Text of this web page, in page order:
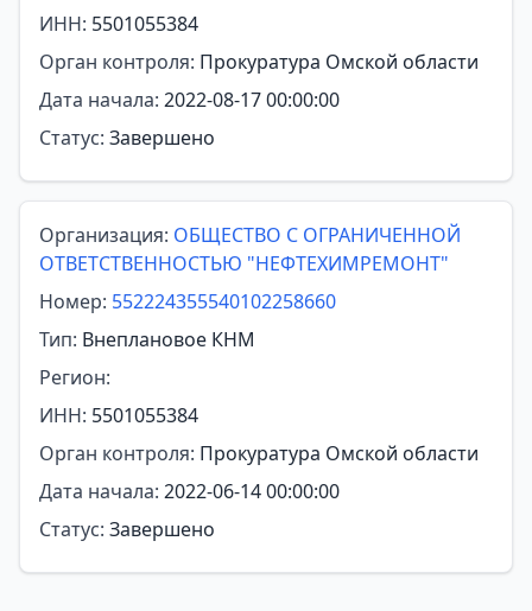
ИНН: 5501055384
Орган контроля: Прокуратура Омской области
Дата начала: 2022-08-17 00:00:00
Статус: Завершено
Организация: ОБЩЕСТВО С ОГРАНИЧЕННОЙ
ОТВЕТСТВЕННОСТЬЮ "НЕФТЕХИМРЕМОНТ"
Номер: 552224355540102258660
Тип: Внеплановое КНМ
Регион:
ИНН: 5501055384
Орган контроля: Прокуратура Омской области
Дата начала: 2022-06-14 00:00:00
Статус: Завершено